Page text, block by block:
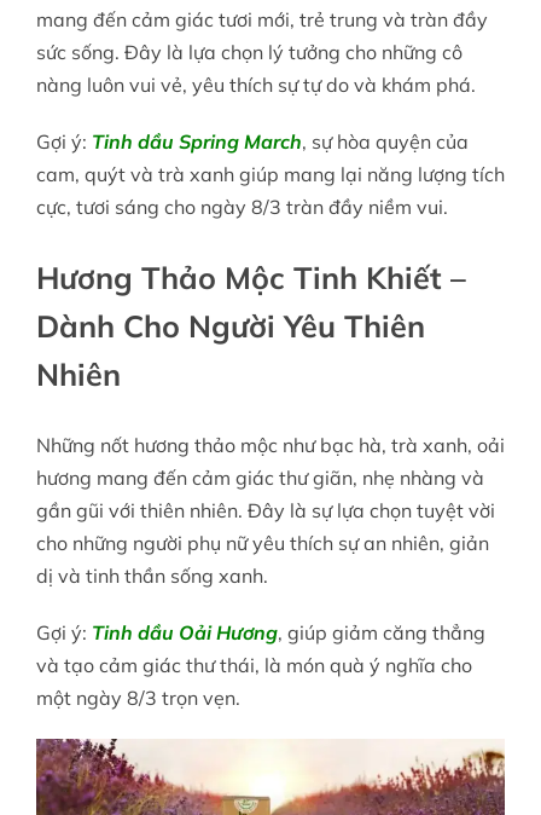
mang đến cảm giác tươi mới, trẻ trung và tràn đầy
sức sống. Đây là lựa chọn lý tưởng cho những cô
nàng luôn vui vẻ, yêu thích sự tự do và khám phá.
Gợi ý: Tinh dầu Spring March, sự hòa quyện của
cam, quýt và trà xanh giúp mang lại năng lượng tích
cực, tươi sáng cho ngày 8/3 tràn đầy niềm vui.
Hương Thảo Mộc Tinh Khiết –
Dành Cho Người Yêu Thiên
Nhiên
Những nốt hương thảo mộc như bạc hà, trà xanh, oải
hương mang đến cảm giác thư giãn, nhẹ nhàng và
gần gũi với thiên nhiên. Đây là sự lựa chọn tuyệt vời
cho những người phụ nữ yêu thích sự an nhiên, giản
dị và tinh thần sống xanh.
Gợi ý: Tinh dầu Oải Hương, giúp giảm căng thẳng
và tạo cảm giác thư thái, là món quà ý nghĩa cho
một ngày 8/3 trọn vẹn.